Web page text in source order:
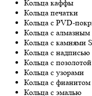
Кольца каффы
Кольца печатки
Кольца с PVD-
Кольца с
Кольца с камнями
Кольца с надписью
Кольца с позолотой
Кольца с узорами
Кольца с
Кольца с эмалью